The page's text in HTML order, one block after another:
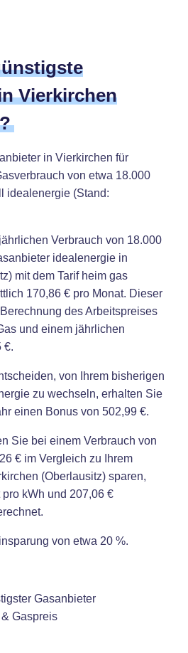
Vierkirchen
in Vierkirchen für
von etwa 18.000
idealenergie (Stand:
Verbrauch von 18.000
idealenergie in
mit dem Tarif heim gas
170,86 € pro Monat. Dieser
des Arbeitspreises
und einem jährlichen
€.
von Ihrem bisherigen
zu wechseln, erhalten Sie
einen Bonus von 502,99 €.
Sie bei einem Verbrauch von
€ im Vergleich zu Ihrem
(Oberlausitz) sparen,
kWh und 207,06 €
von etwa 20 %.